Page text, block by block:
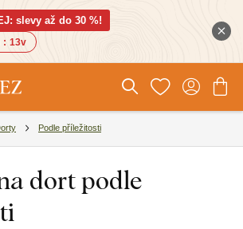
slevy až do 30 %!
: 12v
Podle příležitosti
dort podle